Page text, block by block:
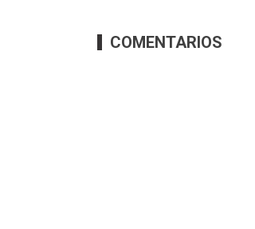
COMENTARIOS